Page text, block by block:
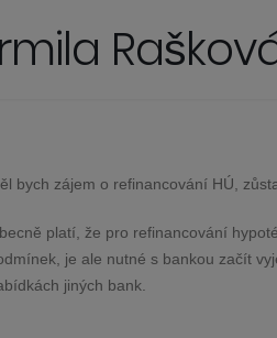
bych zájem o refinancování HÚ,
platí, že pro refinancování
je ale nutné s bankou začít
jiných bank.